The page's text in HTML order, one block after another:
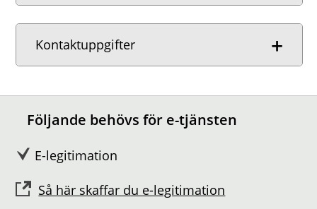
Kontaktuppgifter
Följande behövs för e-tjänsten
E-legitimation
Så här skaffar du e-legitimation